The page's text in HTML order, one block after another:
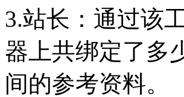
3.站长：通过该
器上共绑定了多
间的参考资料。